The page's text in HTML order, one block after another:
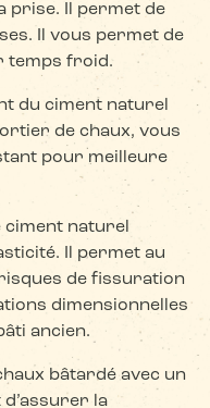
prise. Il permet de
Il vous permet de
temps froid.
du ciment naturel
de chaux, vous
pour meilleure
ciment naturel
Il permet au
de fissuration
dimensionnelles
ancien.
bâtardé avec un
la